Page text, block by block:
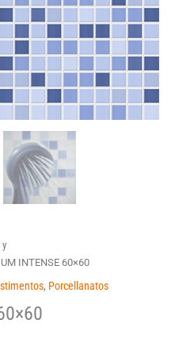
y
INTENSE 60×60
, Porcellanatos